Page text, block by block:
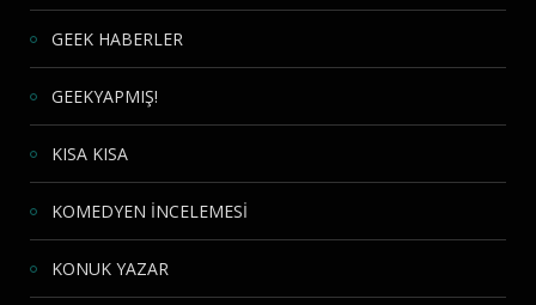
GEEK HABERLER
GEEKYAPMIŞ!
KISA KISA
KOMEDYEN İNCELEMESİ
KONUK YAZAR